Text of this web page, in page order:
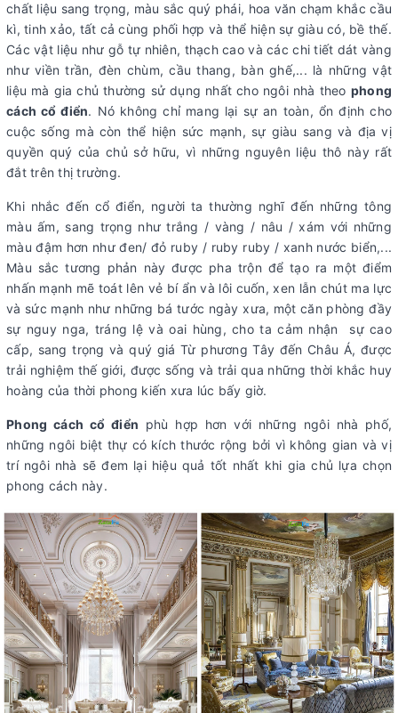
chất liệu sang trọng, màu sắc quý phái, hoa văn chạm khắc cầu
kì, tinh xảo, tất cả cùng phối hợp và thể hiện sự giàu có, bề thế.
Các vật liệu như gỗ tự nhiên, thạch cao và các chi tiết dát vàng
như viền trần, đèn chùm, cầu thang, bàn ghế,... là những vật
liệu mà gia chủ thường sử dụng nhất cho ngôi nhà theo phong
cách cổ điển. Nó không chỉ mang lại sự an toàn, ổn định cho
cuộc sống mà còn thể hiện sức mạnh, sự giàu sang và địa vị
quyền quý của chủ sở hữu, vì những nguyên liệu thô này rất
đắt trên thị trường.
Khi nhắc đến cổ điển, người ta thường nghĩ đến những tông
màu ấm, sang trọng như trắng / vàng / nâu / xám với những
màu đậm hơn như đen/ đỏ ruby ​​/ ruby ​​ruby ​​/ xanh nước biển,...
Màu sắc tương phản này được pha trộn để tạo ra một điểm
nhấn mạnh mẽ toát lên vẻ bí ẩn và lôi cuốn, xen lẫn chút ma lực
và sức mạnh như những bá tước ngày xưa, một căn phòng đầy
sự nguy nga, tráng lệ và oai hùng, cho ta cảm nhận sự cao
cấp, sang trọng và quý giá Từ phương Tây đến Châu Á, được
trải nghiệm thế giới, được sống và trải qua những thời khắc huy
hoàng của thời phong kiến ​​xưa lúc bấy giờ.
Phong cách cổ điển phù hợp hơn với những ngôi nhà phố,
những ngôi biệt thự có kích thước rộng bởi vì không gian và vị
trí ngôi nhà sẽ đem lại hiệu quả tốt nhất khi gia chủ lựa chọn
phong cách này.